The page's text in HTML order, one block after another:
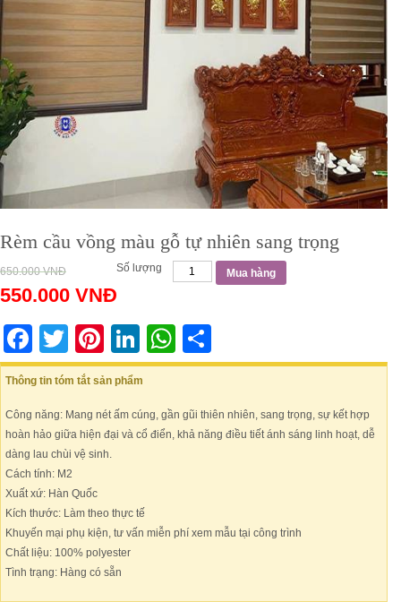
Rèm cầu vồng màu gỗ tự nhiên sang trọng
650.000VNĐ
550.000 VNĐ
Số lượng Mua hàng
Facebook
TwitterPinterest
LinkedIn
WhatsApp
Thông tin tóm tắt sản phẩm
Công năng: Mang nét ấm cúng, gần gũi thiên nhiên, sang trọng, sự kết hợp
hoàn hảo giữa hiện đại và cổ điển, khả năng điều tiết ánh sáng linh hoạt, dễ
dàng lau chùi vệ sinh.
Cách tính: M2
Xuất xứ: Hàn Quốc
Kích thước: Làm theo thực tế
Khuyến mại phụ kiện, tư vấn miễn phí xem mẫu tại công trình
Chất liệu: 100% polyester
Tình trạng: Hàng có sẵn